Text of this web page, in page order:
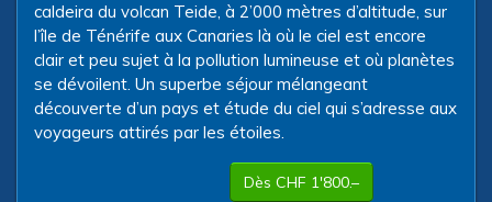
caldeira du volcan Teide, à 2’000 mètres d’altitude, sur
l’île de Ténérife aux Canaries là où le ciel est encore
clair et peu sujet à la pollution lumineuse et où planètes
se dévoilent. Un superbe séjour mélangeant
découverte d’un pays et étude du ciel qui s’adresse aux
voyageurs attirés par les étoiles.
Dès CHF 1'800.–